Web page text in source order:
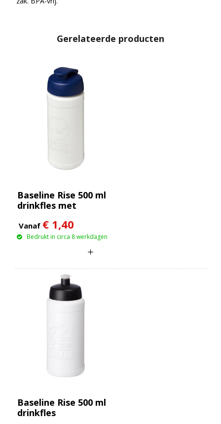
Gerelateerde producten
Baseline Rise 500 ml
drinkfles met
Vanaf € 1,40
Bedrukt in circa 8 werkdagen
Baseline Rise 500 ml
drinkfles